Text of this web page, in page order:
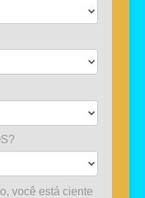
você está ciente